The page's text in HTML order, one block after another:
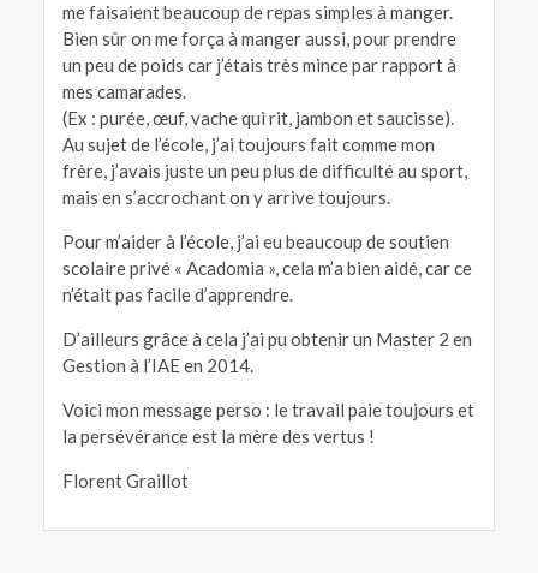
me faisaient beaucoup de repas simples à manger.
Bien sûr on me força à manger aussi, pour prendre
un peu de poids car j’étais très mince par rapport à
mes camarades.
(Ex : purée, œuf, vache qui rit, jambon et saucisse).
Au sujet de l’école, j’ai toujours fait comme mon
frère, j’avais juste un peu plus de difficulté au sport,
mais en s’accrochant on y arrive toujours.
Pour m’aider à l’école, j’ai eu beaucoup de soutien
scolaire privé « Acadomia », cela m’a bien aidé, car ce
n’était pas facile d’apprendre.
D’ailleurs grâce à cela j’ai pu obtenir un Master 2 en
Gestion à l’IAE en 2014.
Voici mon message perso : le travail paie toujours et
la persévérance est la mère des vertus !
Florent Graillot